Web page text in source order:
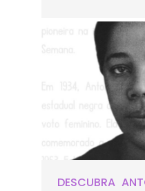
DESCUBRA